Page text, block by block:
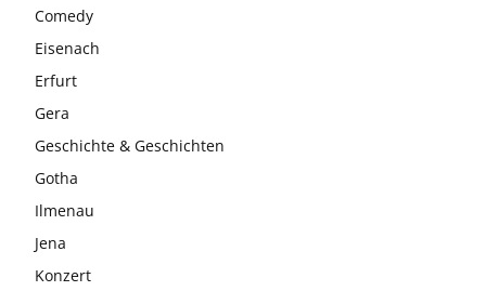
Comedy
Eisenach
Erfurt
Gera
Geschichte & Geschichten
Gotha
Ilmenau
Jena
Konzert